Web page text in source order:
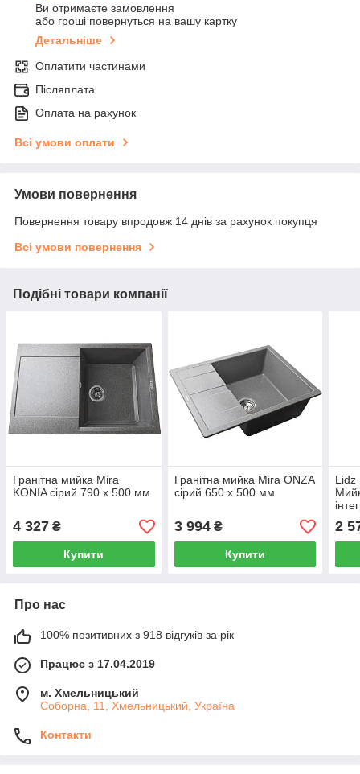
Ви отримаєте замовлення
або гроші повернуться на вашу картку
Детальніше
Оплатити частинами
Післяплата
Оплата на рахунок
Всі умови оплати
Умови повернення
Повернення товару впродовж 14 днів за рахунок покупця
Всі умови повернення
Подібні товари компанії
Гранітна мийка Mira
KONIA сірий 790 х 500 мм
4 327 ₴
Купити
Гранітна мийка Mira ONZA
сірий 650 х 500 мм
3 994₴
Купити
Lidz
2
Про нас
100% позитивних з 918 відгуків за рік
Працює з 17.04.2019
м. Хмельницький
Соборна, 11, Хмельницький, Україна
Контакти